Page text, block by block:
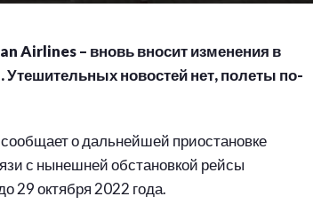
Airlines – вновь вносит изменения в
Утешительных новостей нет, полеты по-
сообщает о дальнейшей приостановке
с нынешней обстановкой рейсы
29 октября 2022 года.